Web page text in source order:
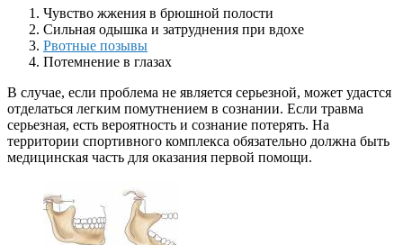
Чувство жжения в брюшной полости
Сильная одышка и затруднения при вдохе
Рвотные позывы
Потемнение в глазах
В случае, если проблема не является серьезной, может удастся
отделаться легким помутнением в сознании. Если травма
серьезная, есть вероятность и сознание потерять. На
территории спортивного комплекса обязательно должна быть
медицинская часть для оказания первой помощи.